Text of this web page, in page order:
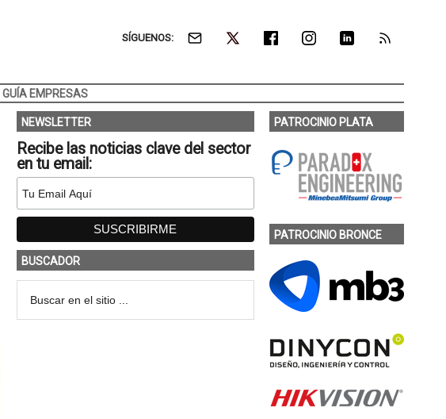
SÍGUENOS:
GUÍA EMPRESAS
NEWSLETTER
Recibe las noticias clave del sector
en tu email:
BUSCADOR
PATROCINIO PLATA
PATROCINIO BRONCE